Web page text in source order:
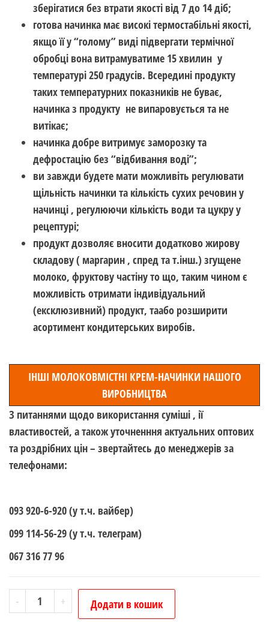
зберігатися без втрати якості від 7 до 14 діб;
готова начинка має високі термостабільні якості,
якщо її у “голому” виді підвергати термічної
обробці вона витрамуватиме 15 хвилин у
температурі 250 градусів. Всередині продукту
таких температурних показників не буває,
начинка з продукту не випаровується та не
витікає;
начинка добре витримує заморозку та
дефростацію без “відбивання воді”;
ви завжди будете мати можливіть регулювати
щільність начинки та кількість сухих речовин у
начинці , регулюючи кількість води та цукру у
рецептурі;
продукт дозволяє вносити додатково жирову
складову ( маргарин , спред та т.інш.) згущене
молоко, фруктову частіну то що, таким чином є
можливість отримати індивідуальний
(ексклюзивний) продукт, таабо розширити
асортимент кондитерських виробів.
ІНШІ МОЛОКОВМІСТНІ КРЕМ-НАЧИНКИ НАШОГО
ВИРОБНИЦТВА
З питаннями щодо використання суміші , ії
властивостей, а також уточненння актуальних оптових
та роздрібних цін – звертайтесь до менеджерів за
телефонами:
093 920-6-920 (у т.ч. вайбер)
099 114-56-29 (у т.ч. телеграм)
067 316 77 96
-
ПОЛУНИЧНА
КРЕМ-
+ Додати в кошик